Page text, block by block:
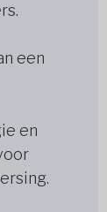
een
en